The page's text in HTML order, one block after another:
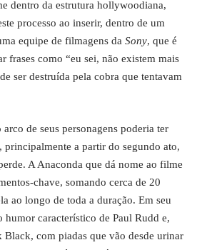
dentro da estrutura hollywoodiana,
processo ao inserir, dentro de um
equipe de filmagens da Sony, que é
frases como “eu sei, não existem mais
ser destruída pela cobra que tentavam
de seus personagens poderia ter
principalmente a partir do segundo ato,
A Anaconda que dá nome ao filme
chave, somando cerca de 20
ao longo de toda a duração. Em seu
humor característico de Paul Rudd e,
Black, com piadas que vão desde urinar